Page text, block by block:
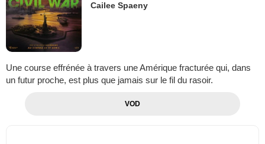
Cailee Spaeny
Une course effrénée à travers une Amérique fracturée qui, dans
un futur proche, est plus que jamais sur le fil du rasoir.
VOD